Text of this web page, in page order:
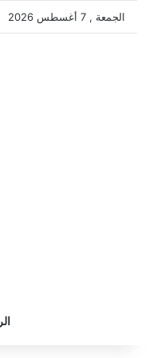
الجمعة , 7 أغسطس 2026